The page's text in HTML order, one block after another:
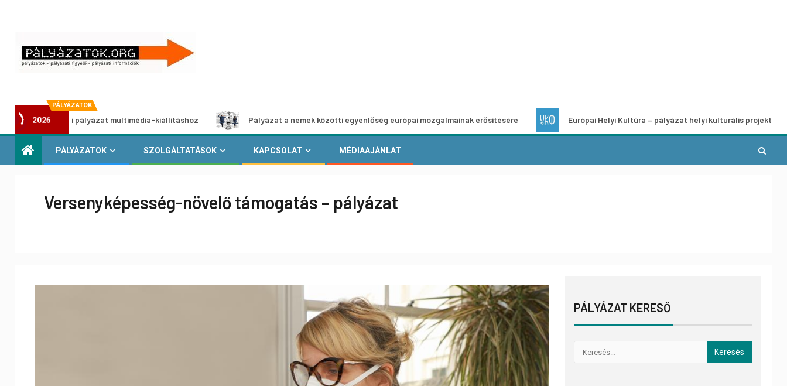
PÁLYÁZATOK
2026
pályázat multimédia-kiállításhoz Pályázat a nemek közötti egyenlőség európai mozgalmainak erősítésére Európai Helyi Kultúra – pályázat helyi kulturális projektek fejlesztésére
PÁLYÁZATOK SZOLGÁLTATÁSOK KAPCSOLAT MÉDIAAJÁNLAT
Versenyképesség-növelő támogatás – pályázat
PÁLYÁZAT KERESŐ